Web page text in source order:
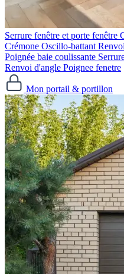
Serrure fenêtre et porte fenêtre
Crémone Oscillo-battant
Poignée baie coulissante
Renvoi d'angle Poignee fenetre
Mon portail & portillon